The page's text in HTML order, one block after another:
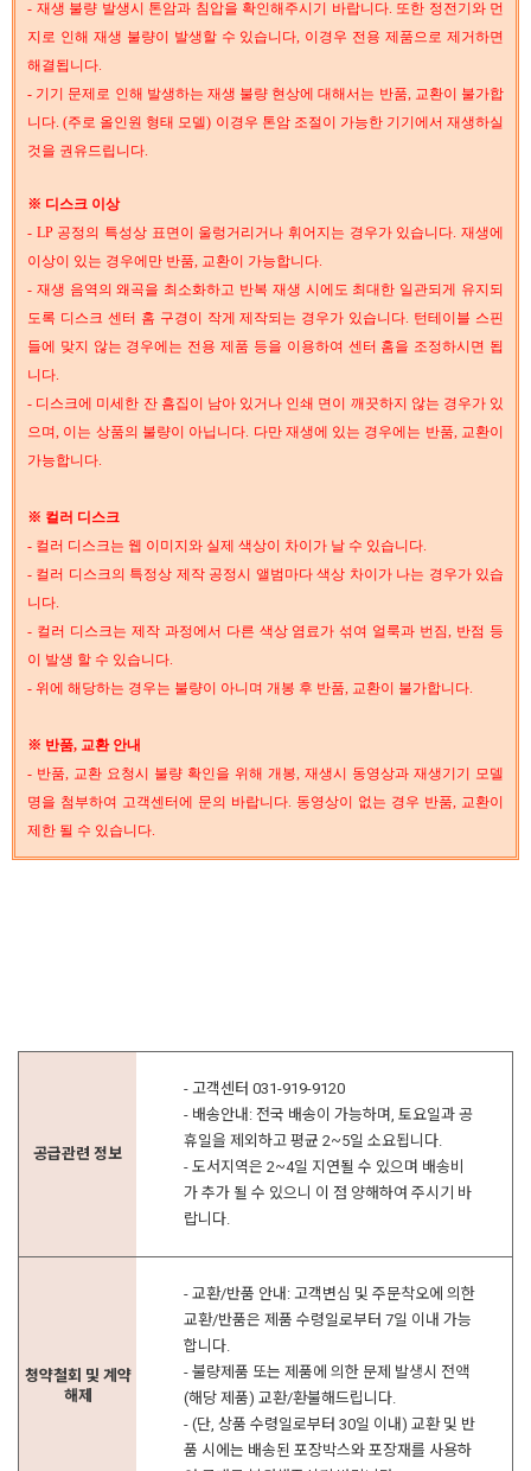
- 재생 불량 발생시 톤암과 침압을 확인해주시기 바랍니다. 또한 정전기와 먼
지로 인해 재생 불량이 발생할 수 있습니다, 이경우 전용 제품으로 제거하면
해결됩니다.
- 기기 문제로 인해 발생하는 재생 불량 현상에 대해서는 반품, 교환이 불가합
니다. (주로 올인원 형태 모델) 이경우 톤암 조절이 가능한 기기에서 재생하실
것을 권유드립니다.
※ 디스크 이상
- LP 공정의 특성상 표면이 울렁거리거나 휘어지는 경우가 있습니다. 재생에
이상이 있는 경우에만 반품, 교환이 가능합니다.
- 재생 음역의 왜곡을 최소화하고 반복 재생 시에도 최대한 일관되게 유지되
도록 디스크 센터 홈 구경이 작게 제작되는 경우가 있습니다. 턴테이블 스핀
들에 맞지 않는 경우에는 전용 제품 등을 이용하여 센터 홈을 조정하시면 됩
니다.
- 디스크에 미세한 잔 흠집이 남아 있거나 인쇄 면이 깨끗하지 않는 경우가 있
으며, 이는 상품의 불량이 아닙니다. 다만 재생에 있는 경우에는 반품, 교환이
가능합니다.
※ 컬러 디스크
- 컬러 디스크는 웹 이미지와 실제 색상이 차이가 날 수 있습니다.
- 컬러 디스크의 특정상 제작 공정시 앨범마다 색상 차이가 나는 경우가 있습
니다.
- 컬러 디스크는 제작 과정에서 다른 색상 염료가 섞여 얼룩과 번짐, 반점 등
이 발생 할 수 있습니다.
- 위에 해당하는 경우는 불량이 아니며 개봉 후 반품, 교환이 불가합니다.
※ 반품, 교환 안내
- 반품, 교환 요청시 불량 확인을 위해 개봉, 재생시 동영상과 재생기기 모델
명을 첨부하여 고객센터에 문의 바랍니다. 동영상이 없는 경우 반품, 교환이
제한 될 수 있습니다.
공급관련 정보
- 고객센터 031-919-9120
- 배송안내: 전국 배송이 가능하며, 토요일과 공
휴일을 제외하고 평균 2~5일 소요됩니다.
- 도서지역은 2~4일 지연될 수 있으며 배송비
가 추가 될 수 있으니 이 점 양해하여 주시기 바
랍니다.
청약철회 및 계약
해제
- 교환/반품 안내: 고객변심 및 주문착오에 의한
교환/반품은 제품 수령일로부터 7일 이내 가능
합니다.
- 불량제품 또는 제품에 의한 문제 발생시 전액
(해당 제품) 교환/환불해드립니다.
- (단, 상품 수령일로부터 30일 이내) 교환 및 반
품 시에는 배송된 포장박스와 포장재를 사용하